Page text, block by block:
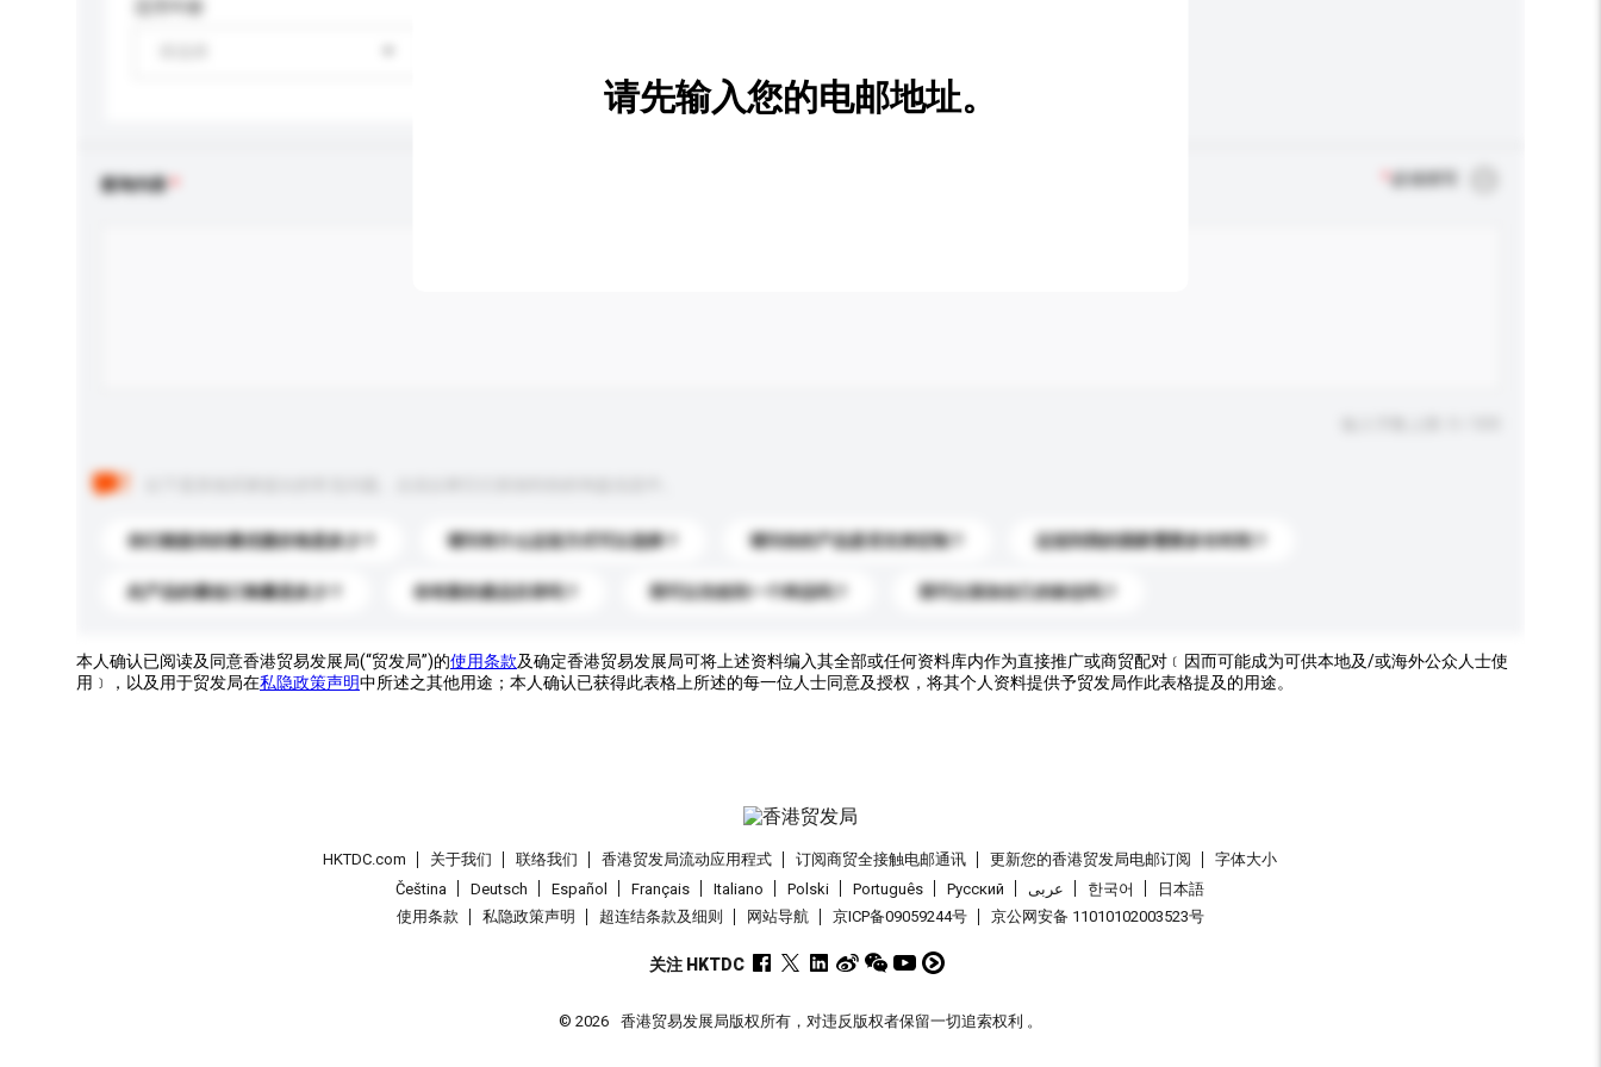
查询内容 必须填写
你们能提供的最优惠价格是多少？ 请问有什么运送方式可以选择？ 请问你的产品是否支持定制？ 运送到我的国家需要多长时间？
此产品的最低订购量是多少？ 你有新的產品目录吗？ 我可以先收到一个样品吗？ 我可以添加自己的标志吗？
请先输入您的电邮地址。
本人确认已阅读及同意香港贸易发展局(“贸发局”)的使用条款及确定香港贸易发展局可将上述资料编入其全部或任何资料库内作为直接推广或商贸配对﹝因而可能成为可供本地及/或海外公众人士使
用﹞，以及用于贸发局在私隐政策声明中所述之其他用途；本人确认已获得此表格上所述的每一位人士同意及授权，将其个人资料提供予贸发局作此表格提及的用途。
HKTDC.com 关于我们 联络我们 香港贸发局流动应用程式 订阅商贸全接触电邮通讯 更新您的香港贸发局电邮订阅
字体大小
Čeština
Deutsch Español Français Italiano Polski Português Pусский عربى 한국어
日本語
使用条款
私隐政策声明 超连结条款及细则 网站导航 京ICP备09059244号 京公网安备 11010102003523号
关注 HKTDC
© 2026 香港贸易发展局版权所有，对违反版权者保留一切追索权利 。